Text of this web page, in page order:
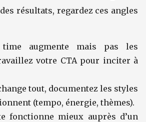
résultats, regardez ces angles
augmente mais pas les
votre CTA pour inciter à
tout, documentez les styles
(tempo, énergie, thèmes).
fonctionne mieux auprès d’un